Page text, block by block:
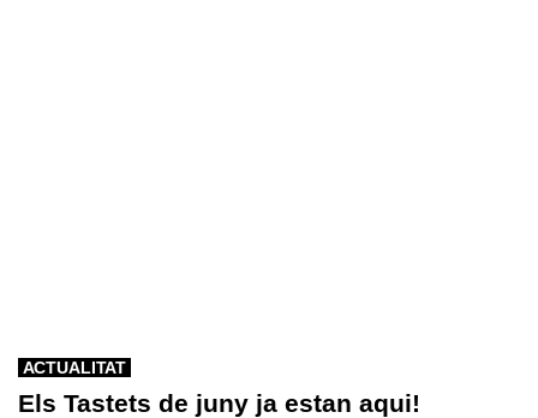
ACTUALITAT
Els Tastets de juny ja estan aqui!